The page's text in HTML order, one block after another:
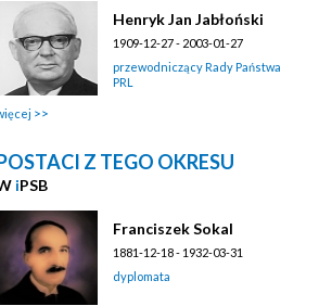
Henryk Jan Jabłoński
1909-12-27 - 2003-01-27
przewodniczący Rady Państwa
PRL
Z TEGO OKRESU
iPSB
Franciszek Sokal
1881-12-18 - 1932-03-31
dyplomata